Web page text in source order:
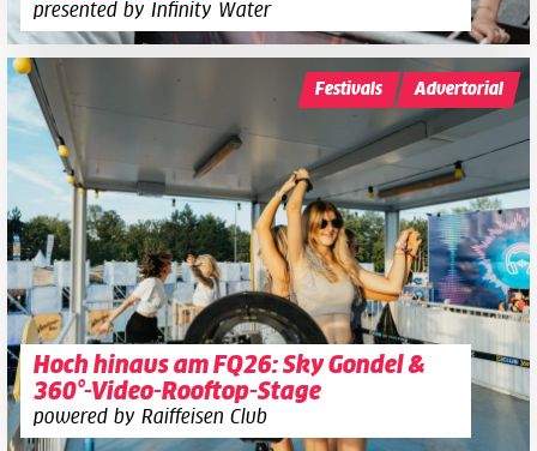
presented by Infinity Water
Hoch hinaus am FQ26: Sky Gondel &
360°-Video-Rooftop-Stage
powered by Raiffeisen Club
Festivals Advertorial